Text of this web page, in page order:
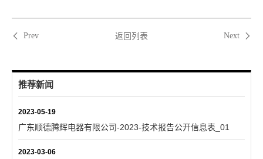
Prev 返回列表 Next
推荐新闻
2023-05-19
广东顺德腾辉电器有限公司-2023-技术报告公开信息表_01
2023-03-06